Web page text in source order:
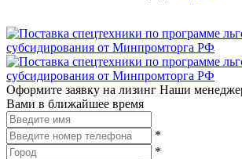
Оформите заявку на лизинг Наши
Вами в ближайшее время
*
*